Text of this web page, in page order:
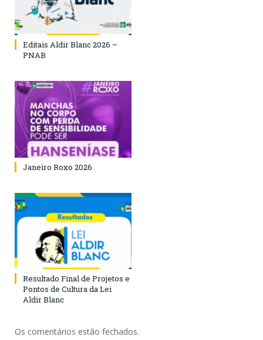
Editais Aldir Blanc 2026 –
PNAB
Janeiro Roxo 2026
Resultado Final de Projetos e
Pontos de Cultura da Lei
Aldir Blanc
Os comentários estão fechados.